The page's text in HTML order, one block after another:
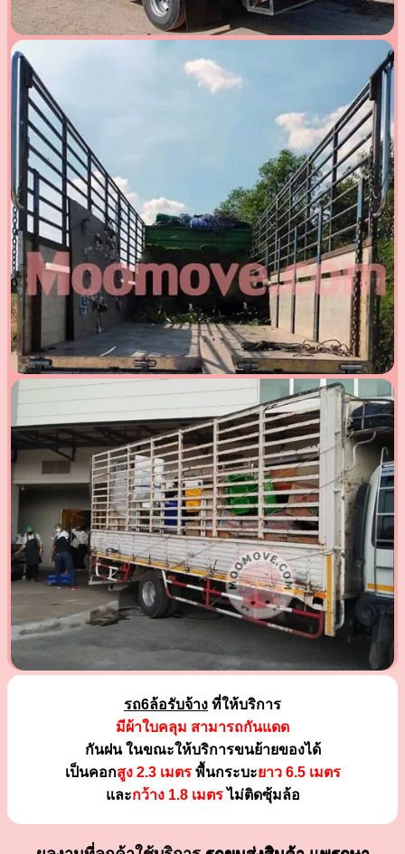
รถ6ล้อรับจ้าง ที่ให้บริการ
มีผ้าใบคลุม สามารถกันแดด
กันฝน ในขณะให้บริการขนย้ายของได้
เป็นคอกสูง 2.3 เมตรพื้นกระบะยาว 6.5 เมตร
และกว้าง 1.8 เมตรไม่ติดซุ้มล้อ